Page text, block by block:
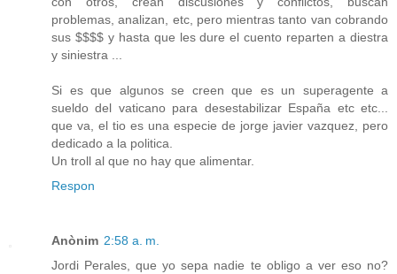
problemas, analizan, etc, pero mientras tanto van cobrando
sus $$$$ y hasta que les dure el cuento reparten a diestra
y siniestra ...
Si es que algunos se creen que es un superagente a
sueldo del vaticano para desestabilizar España etc etc...
que va, el tio es una especie de jorge javier vazquez, pero
dedicado a la politica.
Un troll al que no hay que alimentar.
Respon
Anònim 2:58 a. m.
Jordi Perales, que yo sepa nadie te obligo a ver eso no?